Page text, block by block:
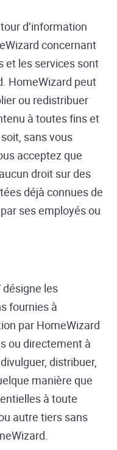
d’information
concernant
et les services sont
HomeWizard peut
ou redistribuer
à toutes fins et
sans vous
acceptez que
droit sur des
déjà connues de
ses employés ou
désigne les
fournies à
par HomeWizard
ou directement à
distribuer,
manière que
à toute
autre tiers sans